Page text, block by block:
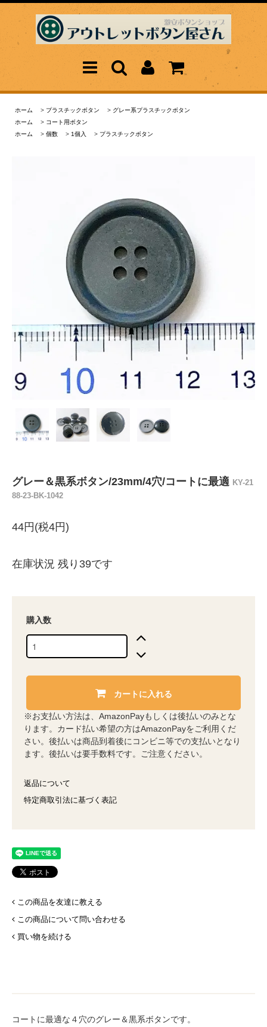
ホーム > プラスチックボタン > グレー系プラスチックボタン
ホーム
> コート用ボタン
ホーム
> 個数 > 1個入 > プラスチックボタン
グレー＆黒系ボタン/23mm/4穴/コートに最適 KY-21
88-23-BK-1042
44円(税4円)
在庫状況 残り39です
購入数
カートに入れる
※お支払い方法は、AmazonPayもしくは後払いのみとな
ります。カード払い希望の方はAmazonPayをご利用くだ
さい。後払いは商品到着後にコンビニ等での支払いとなり
ます。後払いは要手数料です。ご注意ください。
返品について
特定商取引法に基づく表記
この商品を友達に教える
この商品について問い合わせる
買い物を続ける
コートに最適な４穴のグレー＆黒系ボタンです。